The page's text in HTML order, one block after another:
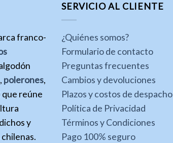
franco-
, polerones,
que reúne
y
SERVICIO AL CLIENTE
¿Quiénes somos?
Formulario de contacto
Preguntas frecuentes
Cambios y devoluciones
Plazos y costos de despacho
Política de Privacidad
Términos y Condiciones
Pago 100% seguro